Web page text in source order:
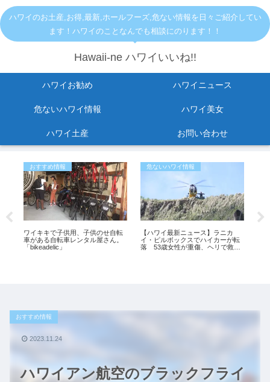
ハワイのお土産,お得,最新,ホールフーズ,危ない情報を日々ご紹介してい
ます！ハワイのことなんでも相談にのります！！
Hawaii-ne ハワイいいね!!
ハワイお勧め ハワイニュース
危ないハワイ情報 ハワイ美女
ハワイ土産 お問い合わせ
おすすめ情報
ワイキキで子供用、子供のせ自転
車がある自転車レンタル屋さん。
「bikeadelic」
危ないハワイ情報
【ハワイ最新ニュース】ラニカ
イ・ピルボックスでハイカーが転
落 53歳女性が重傷、ヘリで救助
ハワイアン航空のブラックフライ
おすすめ情報
2023.11.24